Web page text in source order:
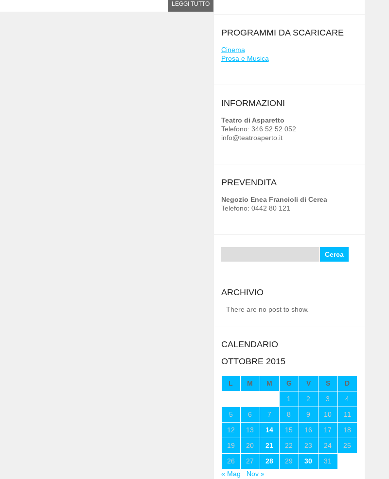
LEGGI TUTTO
PROGRAMMI DA SCARICARE
Cinema
Prosa e Musica
INFORMAZIONI
Teatro di Asparetto
Telefono: 346 52 52 052
info@teatroaperto.it
PREVENDITA
Negozio Enea Francioli di Cerea
Telefono: 0442 80 121
ARCHIVIO
There are no post to show.
CALENDARIO
OTTOBRE 2015
L M M G V S
D
1
2 3
4
5
6 7 8 9 10
11
12
13 14 15 16 17
18
19
20 21 22 23 24
25
26
27 28 29 30
31
« Mag
Nov »